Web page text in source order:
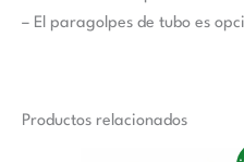
– El paragolpes de tubo es
Productos relacionados